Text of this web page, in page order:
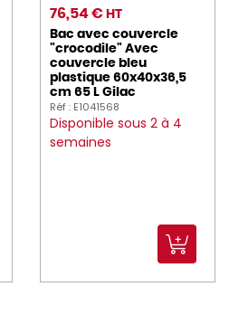
76,54 € HT
Bac avec couvercle
"crocodile" Avec
couvercle bleu
plastique 60x40x36,5
cm 65 L Gilac
Réf : E1041568
Disponible sous 2 à 4
semaines